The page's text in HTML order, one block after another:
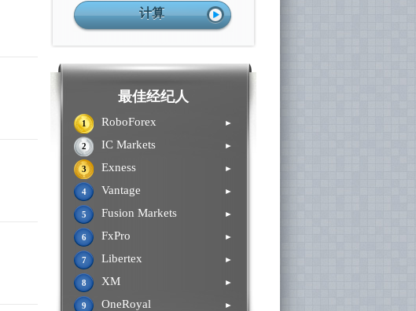
最佳经纪人
1 RoboForex ►
2 IC Markets ►
3 Exness ►
4 Vantage ►
5 Fusion Markets ►
6 FxPro ►
7 Libertex ►
8 XM ►
9 OneRoyal ►